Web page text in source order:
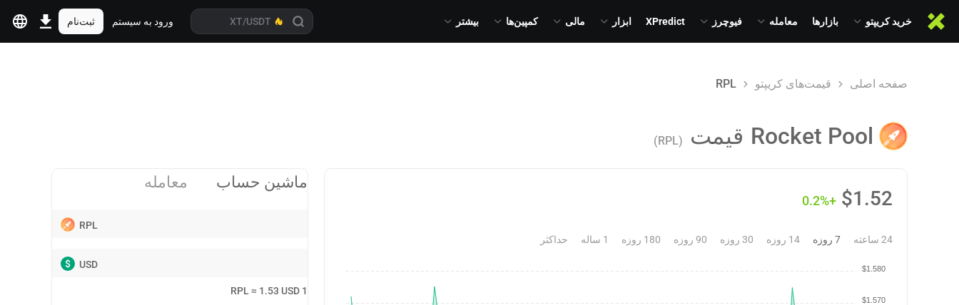
خرید کریپتو بازارها معامله فیوچرز XPredict ابزار مالی کمپین‌ها بیشتر ورود به سیستم ثبت‌نام
صفحه اصلی قیمت‌های کریپتو RPL
Rocket Pool قیمت (RPL)
$1.52
+0.2%
24 ساعته 7 روزه 14 روزه 30 روزه 90 روزه 180 روزه 1 ساله حداکثر
$1.570
$1.580
ماشین حساب معامله
RPL
USD
$
1
RPL ≈ 1.53 USD